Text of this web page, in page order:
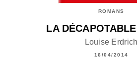
ROMANS
LA
Louise Erdrich
16/04/2014